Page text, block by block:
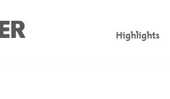
Highlights